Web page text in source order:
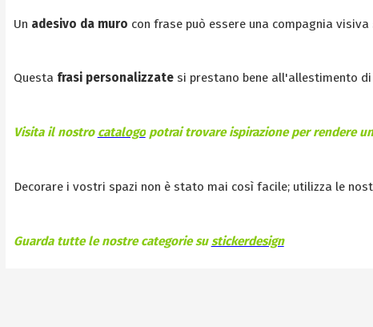
Un adesivo da muro con frase può essere una compagnia
Questa frasi personalizzate si prestano bene all'allestimento
Visita il nostro catalogopotrai trovare ispirazione per rendere
Decorare i vostri spazi non è stato mai così facile; utilizza le
Guarda tutte le nostre categorie sustickerdesign